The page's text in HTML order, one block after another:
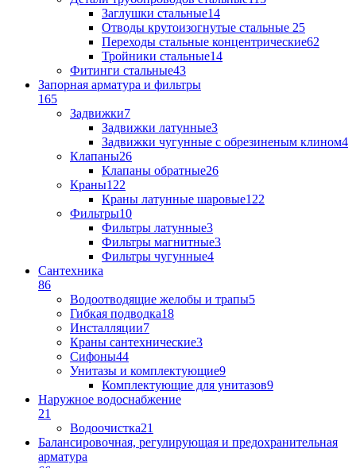
Заглушки стальные14
Отводы крутоизогнутые стальные 25
Переходы стальные концентрические62
Тройники стальные14
Фитинги стальные43
Запорная арматура и фильтры
165
Задвижки7
Задвижки латунные3
Задвижки чугунные с обрезиненым клином4
Клапаны26
Клапаны обратные26
Краны122
Краны латунные шаровые122
Фильтры10
Фильтры латунные3
Фильтры магнитные3
Фильтры чугунные4
Сантехника
86
Водоотводящие желобы и трапы5
Гибкая подводка18
Инсталляции7
Краны сантехнические3
Сифоны44
Унитазы и комплектующие9
Комплектующие для унитазов9
Наружное водоснабжение
21
Водоочистка21
Балансировочная, регулирующая и предохранительная
арматура